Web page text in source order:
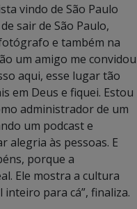
vindo de São Paulo
sair de São Paulo,
e também na
um amigo me convidou
aqui, esse lugar tão
em Deus e fiquei. Estou
administrador de um
um podcast e
alegria às pessoas. E
porque a
Ele mostra a cultura
para cá”, finaliza.